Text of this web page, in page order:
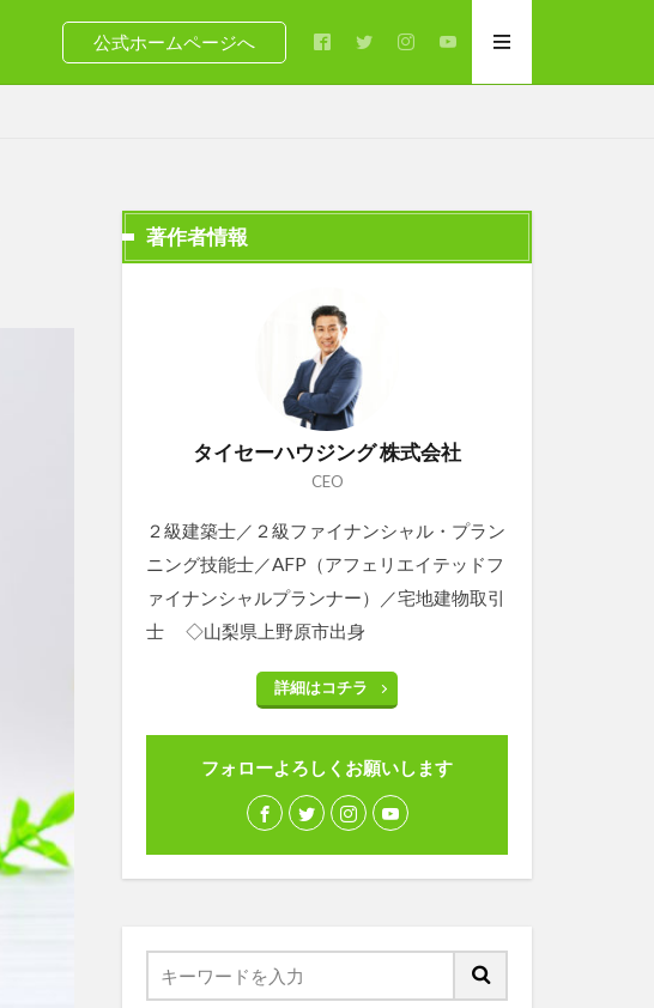
公式ホームページへ
著作者情報
タイセーハウジング 株式会社
CEO
２級建築士／２級ファイナンシャル・プラン
ニング技能士／AFP（アフェリエイテッドフ
ァイナンシャルプランナー）／宅地建物取引
士 ◇山梨県上野原市出身
詳細はコチラ
フォローよろしくお願いします